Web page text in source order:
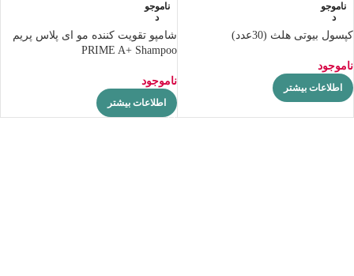
ناموجو
د
کپسول بیوتی هلث (30عدد)
ناموجود
اطلاعات بیشتر
ناموجو
د
شامپو تقویت کننده مو ای پلاس پریم
PRIME A+ Shampoo
ناموجود
اطلاعات بیشتر